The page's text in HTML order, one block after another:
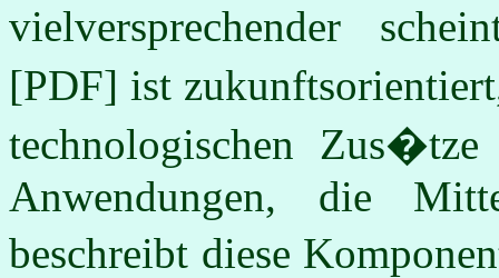
vielversprechender
[PDF] ist
technologischen
Anwendungen, die
beschreibt diese